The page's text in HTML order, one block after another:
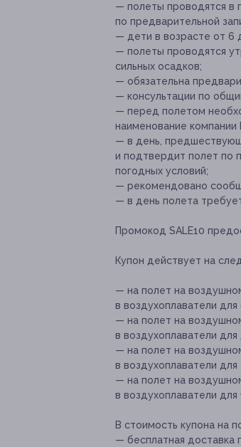
— полеты проводятся в
по предварительной
— дети в возрасте от 6
— полеты проводятся
сильных осадков;
— обязательна
— консультации по
— перед полетом
наименование компании
— в день,
и подтвердит полет по
погодных условий;
— рекомендовано
— в день полета
Промокод SALE10
Купон действует на
— на полет на
в воздухоплаватели
— на полет на
в воздухоплаватели
— на полет на
в воздухоплаватели
— на полет на
в воздухоплаватели
В стоимость купона на
— бесплатная доставка